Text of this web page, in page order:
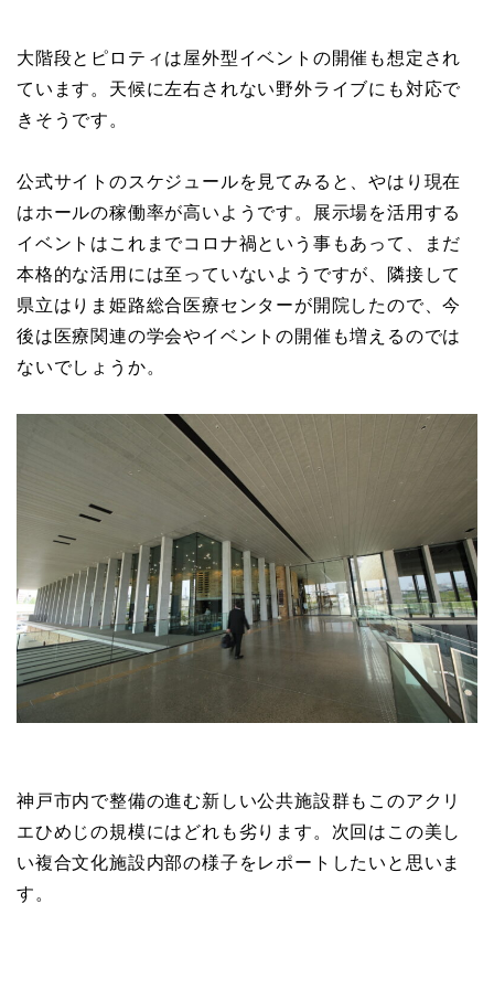
大階段とピロティは屋外型イベントの開催も想定され
ています。天候に左右されない野外ライブにも対応で
きそうです。
公式サイトのスケジュールを見てみると、やはり現在
はホールの稼働率が高いようです。展示場を活用する
イベントはこれまでコロナ禍という事もあって、まだ
本格的な活用には至っていないようですが、隣接して
県立はりま姫路総合医療センターが開院したので、今
後は医療関連の学会やイベントの開催も増えるのでは
ないでしょうか。
神戸市内で整備の進む新しい公共施設群もこのアクリ
エひめじの規模にはどれも劣ります。次回はこの美し
い複合文化施設内部の様子をレポートしたいと思いま
す。